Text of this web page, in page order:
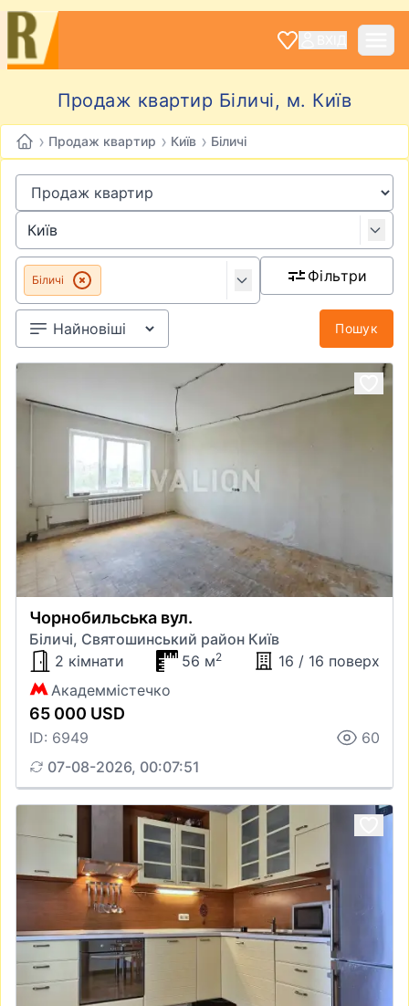
Продаж квартир Біличі, м. Київ
› Продаж квартир › Київ › Біличі
Біличі Фільтри
Пошук
Чорнобильська вул.
Біличі, Святошинський район Київ
2 кімнати
56 м2
16 / 16 поверх
Академмістечко
65 000 USD
ID: 6949
60
07-08-2026, 00:07:51